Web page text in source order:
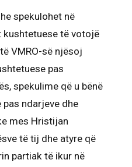
spekulohet në
kushtetuese të votojë
VMRO-së njësoj
pas
spekulime që u bënë
pas ndarjeve dhe
mes Hristijan
të tij dhe atyre që
partiak të ikur në